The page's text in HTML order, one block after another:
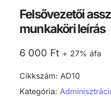
Felsővezetői
munkaköri leírás
6 000 Ft + 27% áfa
Cikkszám: AD10
Kategória: